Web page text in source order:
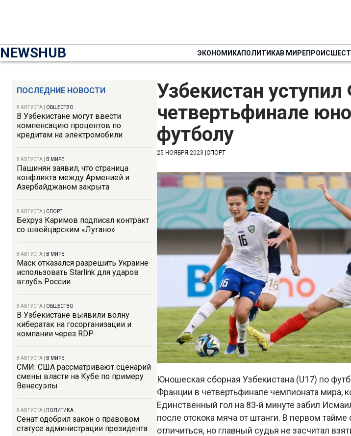
NEWSHUB ЭКОНОМИКАПОЛИТИКАВ МИРЕ
ПОСЛЕДНИЕ НОВОСТИ
8 АВГУСТА ОБЩЕСТВО
В Узбекистане могут ввести
компенсацию процентов по
кредитам на электромобили
8 АВГУСТА В МИРЕ
Пашинян заявил, что страница
конфликта между Арменией и
Азербайджаном закрыта
8 АВГУСТА СПОРТ
Бехруз Каримов подписал контракт
со швейцарским «Лугано»
8 АВГУСТА В МИРЕ
Маск отказался разрешить Украине
использовать Starlink для ударов
вглубь России
8 АВГУСТА ОБЩЕСТВО
В Узбекистане выявили волну
кибератак на госорганизации и
компании через RDP
8 АВГУСТА В МИРЕ
СМИ: США рассматривают сценарий
смены власти на Кубе по примеру
Венесуэлы
8 АВГУСТА ПОЛИТИКА
Сенат одобрил закон о правовом
статусе администрации президента
Узбекистан
четвертьфинале
футболу
25 НОЯБРЯ 2023 СПОРТ
Юношеская сборная Узбекистана (U17) по
Франции в четвертьфинале чемпионата мира,
Единственный гол на 83-й минуте забил
после отскока мяча от штанги. В первом
отличиться, но главный судья не засчитал